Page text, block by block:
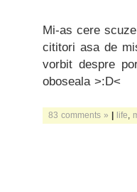
Mi-as cere
cititori asa de
vorbit despre
oboseala >:D<
83 comments » | life